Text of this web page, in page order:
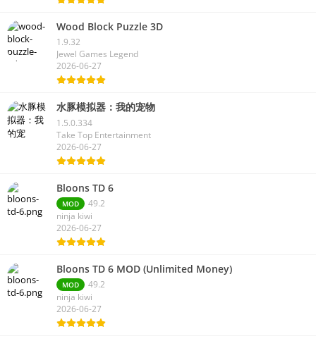
Wood Block Puzzle 3D
1.9.32
Jewel Games Legend
2026-06-27
水豚模拟器：我的宠物
1.5.0.334
Take Top Entertainment
2026-06-27
Bloons TD 6
MOD
49.2
ninja kiwi
2026-06-27
Bloons TD 6 MOD (Unlimited Money)
MOD
49.2
ninja kiwi
2026-06-27